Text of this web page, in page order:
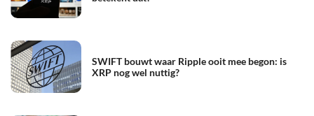
SWIFT bouwt waar Ripple ooit mee begon: is
XRP nog wel nuttig?